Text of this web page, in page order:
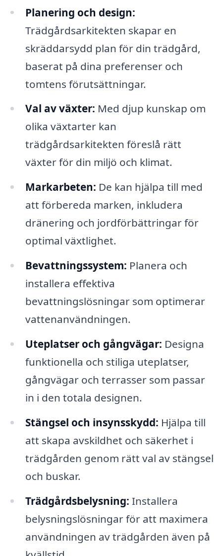
Planering och design:
Trädgårdsarkitekten skapar en
skräddarsydd plan för din trädgård,
baserat på dina preferenser och
tomtens förutsättningar.
Val av växter: Med djup kunskap om
olika växtarter kan
trädgårdsarkitekten föreslå rätt
växter för din miljö och klimat.
Markarbeten: De kan hjälpa till med
att förbereda marken, inkludera
dränering och jordförbättringar för
optimal växtlighet.
Bevattningssystem: Planera och
installera effektiva
bevattningslösningar som optimerar
vattenanvändningen.
Uteplatser och gångvägar: Designa
funktionella och stiliga uteplatser,
gångvägar och terrasser som passar
in i den totala designen.
Stängsel och insynsskydd: Hjälpa till
att skapa avskildhet och säkerhet i
trädgården genom rätt val av stängsel
och buskar.
Trädgårdsbelysning: Installera
belysningslösningar för att maximera
användningen av trädgården även på